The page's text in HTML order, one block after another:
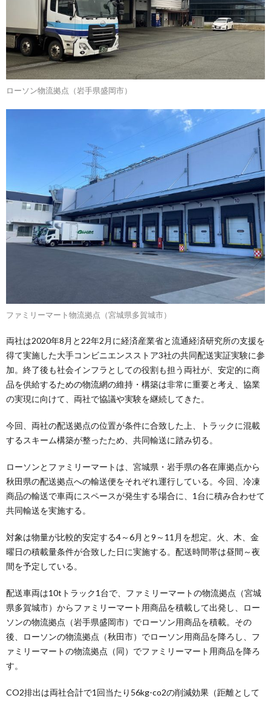
ローソン物流拠点（岩手県盛岡市）
ファミリーマート物流拠点（宮城県多賀城市）
両社は2020年8月と22年2月に経済産業省と流通経済研究所の支援を
得て実施した大手コンビニエンスストア3社の共同配送実証実験に参
加。終了後も社会インフラとしての役割も担う両社が、安定的に商
品を供給するための物流網の維持・構築は非常に重要と考え、協業
の実現に向けて、両社で協議や実験を継続してきた。
今回、両社の配送拠点の位置が条件に合致した上、トラックに混載
するスキーム構築が整ったため、共同輸送に踏み切る。
ローソンとファミリーマートは、宮城県・岩手県の各在庫拠点から
秋田県の配送拠点への輸送便をそれぞれ運行している。今回、冷凍
商品の輸送で車両にスペースが発生する場合に、1台に積み合わせて
共同輸送を実施する。
対象は物量が比較的安定する4～6月と9～11月を想定。火、木、金
曜日の積載量条件が合致した日に実施する。配送時間帯は昼間～夜
間を予定している。
配送車両は10tトラック1台で、ファミリーマートの物流拠点（宮城
県多賀城市）からファミリーマート用商品を積載して出発し、ロー
ソンの物流拠点（岩手県盛岡市）でローソン用商品を積載。その
後、ローソンの物流拠点（秋田市）でローソン用商品を降ろし、フ
ァミリーマートの物流拠点（同）でファミリーマート用商品を降ろ
す。
CO2排出は両社合計で1回当たり56kg-co2の削減効果（距離として